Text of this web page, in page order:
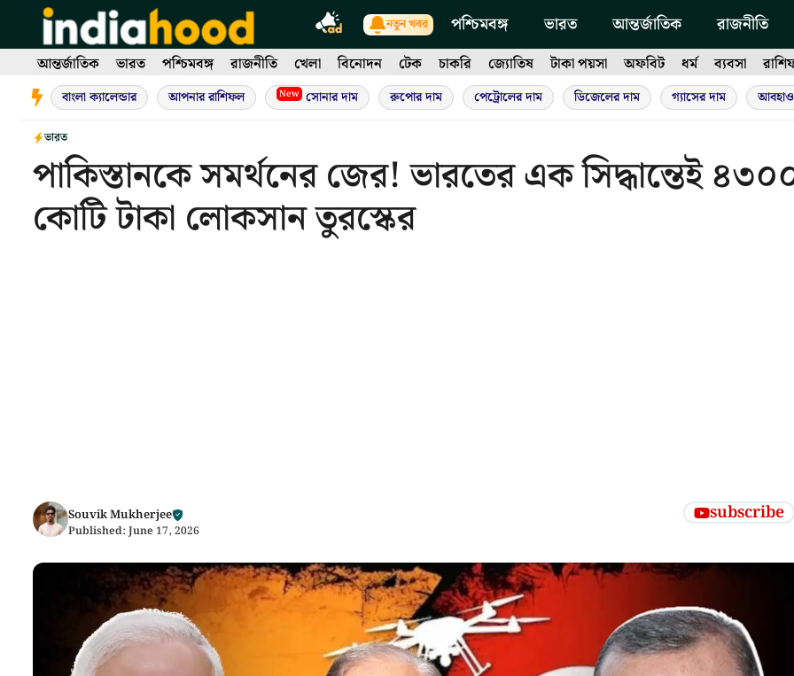
content
নতুন খবর পশ্চিমবঙ্গ ভারত আন্তর্জাতিক রাজনীতি
আন্তর্জাতিক ভারত পশ্চিমবঙ্গ রাজনীতি খেলা বিনোদন টেক চাকরি জ্যোতিষ টাকা পয়সা অফবিট ধর্ম ব্যবসা
বাংলা ক্যালেন্ডার আপনার রাশিফল New সোনার দাম রুপোর দাম পেট্রোলের দাম ডিজেলের দাম গ্যাসের দাম
ভারত
পাকিস্তানকে সমর্থনের জের! ভারতের এক সিদ্ধান্তেই
কোটি টাকা লোকসান তুরস্কের
Souvik Mukherjee
Published: June 17, 2026
subscribe